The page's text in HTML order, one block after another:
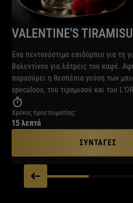
VALENTINE'S TIRAMISU
Ένα πεντανόστιμο επιδόρπιο για τη
Βαλεντίνου για λάτρεις του καφέ.
παρασύρει η θεσπέσια γεύση των
speculoos, του τιραμισού και του
Χρόνος προετοιμασίας:
15 λεπτά
ΣΥΝΤΑΓΕΣ